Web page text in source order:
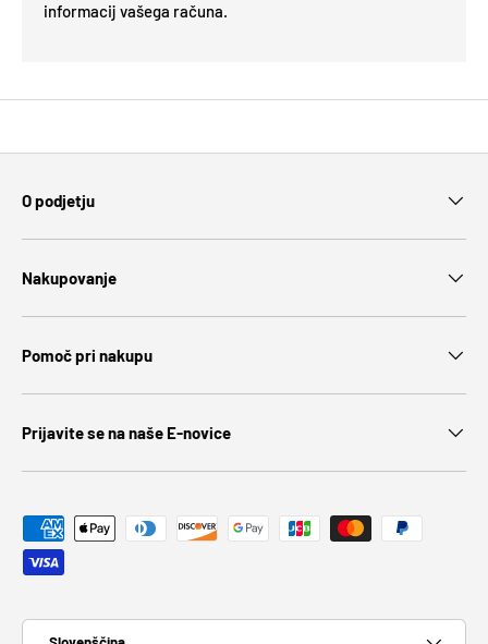
informacij vašega računa.
O podjetju
Nakupovanje
Pomoč pri nakupu
Prijavite se na naše E-novice
Jezik